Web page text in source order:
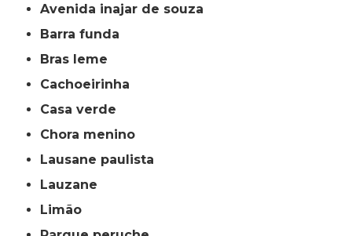
avenida inajar de souza
barra funda
bras leme
cachoeirinha
casa verde
chora menino
lausane paulista
lauzane
limão